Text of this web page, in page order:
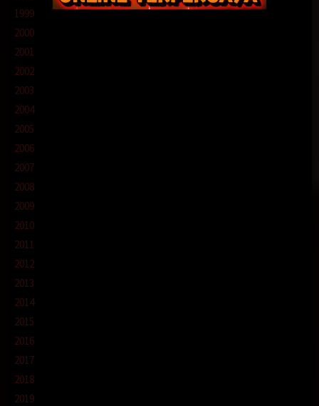
1999
2000
2001
2002
2003
2004
2005
2006
2007
2008
2009
2010
2011
2012
2013
2014
2015
2016
2017
2018
2019